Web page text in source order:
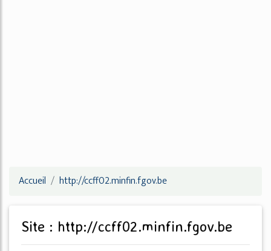
Accueil http://ccff02.minfin.fgov.be
Site : http://ccff02.minfin.fgov.be